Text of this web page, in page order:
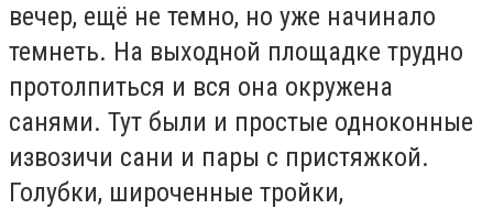
вечер, ещё не темно, но уже начинало
темнеть. На выходной площадке трудно
протолпиться и вся она окружена
санями. Тут были и простые одноконные
извозичи сани и пары с пристяжкой.
Голубки, широченные тройки,